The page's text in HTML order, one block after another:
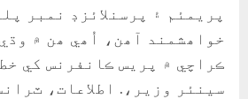
پريمئم ۽ پرسنلائزڊ نمبر
خواھشمند آھن، اُھي ھن ۾
ڪراچي ۾ پريس ڪانفرنس کي
سينئر وزير،. اطلاعات،